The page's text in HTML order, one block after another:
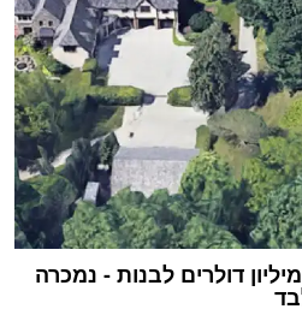
‏אחוזת פאר שעלתה 35 מיליון דולרים לבנות - נמכרה